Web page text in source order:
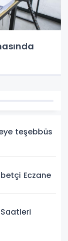
teşebbüs
Eczane